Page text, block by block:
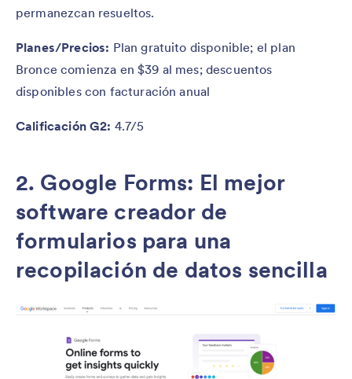
permanezcan resueltos.
Planes/Precios: Plan gratuito disponible; el plan
Bronce comienza en $39 al mes; descuentos
disponibles con facturación anual
Calificación G2: 4.7/5
2. Google Forms: El mejor
software creador de
formularios para una
recopilación de datos sencilla